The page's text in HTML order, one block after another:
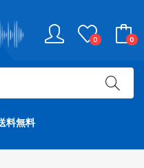
0 0
料無料